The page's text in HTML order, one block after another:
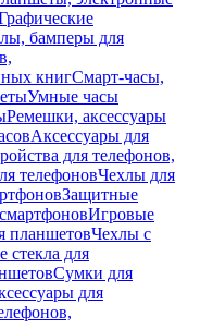
бамперы для
книгСмарт-часы,
Умные часы
Ремешки, аксессуары
Аксессуары для
для телефонов,
телефоновЧехлы для
Защитные
Игровые
планшетовЧехлы с
стекла для
Сумки для
для